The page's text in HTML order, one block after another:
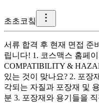
초초코칰
서류 합격 후 현재 면접 준
립니다! 1. 코스맥스 홈페
COMPATIBILITY &
있는 것이 맞나요? 2. 포장
각되는 자질과 포장재 및
분 3. 포장재와 용기들을